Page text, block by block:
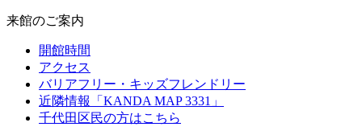
来館のご案内
開館時間
アクセス
バリアフリー・キッズフレンドリー
近隣情報「KANDA MAP 3331」
千代田区民の方はこちら